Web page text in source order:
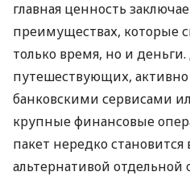
главная ценность
преимуществах, которые
только время, но и
путешествующих,
банковскими сервисами
крупные финансовые
пакет нередко
альтернативой отдельной